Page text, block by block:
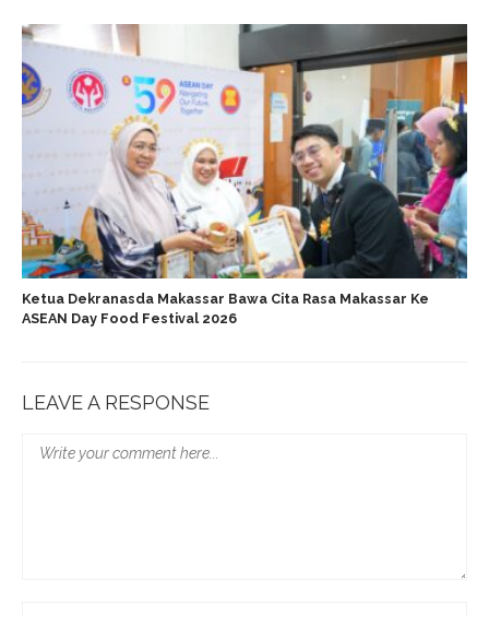
Ketua Dekranasda Makassar Bawa Cita Rasa Makassar Ke
ASEAN Day Food Festival 2026
LEAVE A RESPONSE